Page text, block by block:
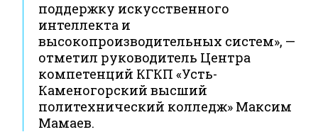
поддержку искусственного
интеллекта и
высокопроизводительных систем», —
отметил руководитель Центра
компетенций КГКП «Усть-
Каменогорский высший
политехнический колледж» Максим
Мамаев.